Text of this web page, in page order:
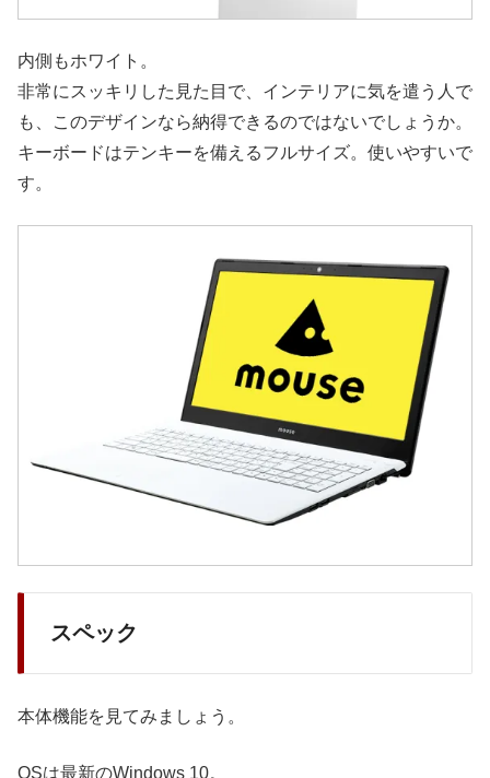
内側もホワイト。
非常にスッキリした見た目で、インテリアに気を遣う人で
も、このデザインなら納得できるのではないでしょうか。
キーボードはテンキーを備えるフルサイズ。使いやすいで
す。
スペック
本体機能を見てみましょう。
OSは最新のWindows 10。